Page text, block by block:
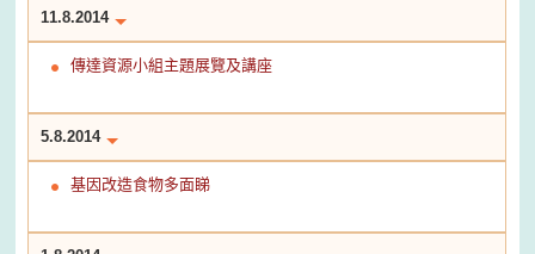
11.8.2014
傳達資源小組主題展覽及講座
5.8.2014
基因改造食物多面睇